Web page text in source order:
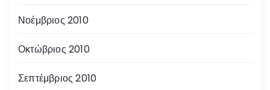
Νοέμβριος 2010
Οκτώβριος 2010
Σεπτέμβριος 2010